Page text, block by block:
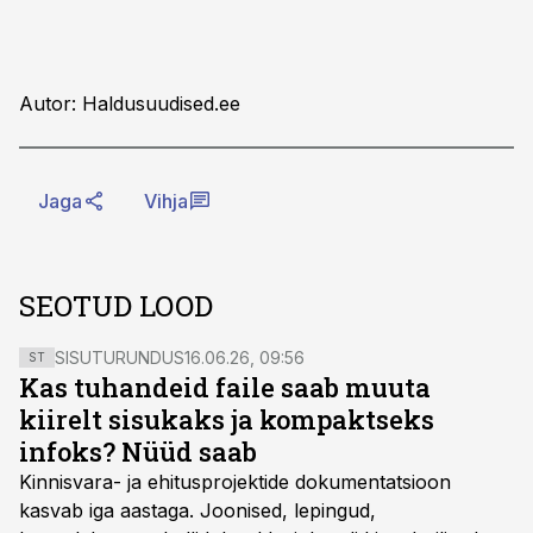
Autor: Haldusuudised.ee
Jaga Vihja
SEOTUD LOOD
ST SISUTURUNDUS16.06.26, 09:56
Kas tuhandeid faile saab muuta
kiirelt sisukaks ja kompaktseks
infoks? Nüüd saab
Kinnisvara- ja ehitusprojektide dokumentatsioon
kasvab iga aastaga. Joonised, lepingud,